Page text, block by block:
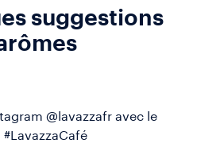
suggestions
@lavazzafr avec le
#LavazzaCafé